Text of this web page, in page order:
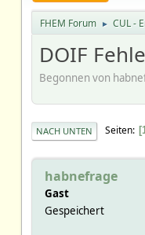
FHEM Forum ► CUL -
DOIF
Begonnen von
NACH UNTEN Seiten
habnefrage
Gast
Gespeichert